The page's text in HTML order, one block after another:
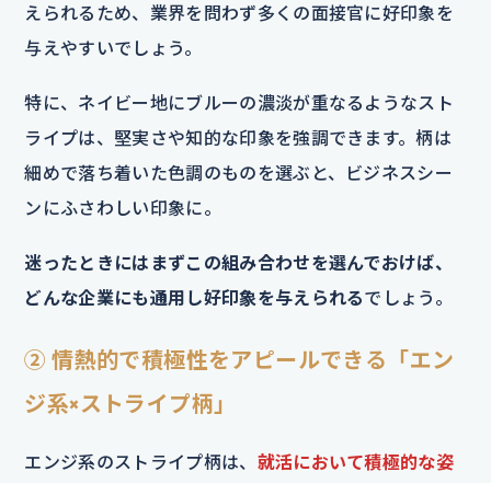
えられるため、業界を問わず多くの面接官に好印象を
与えやすいでしょう。
特に、ネイビー地にブルーの濃淡が重なるようなスト
ライプは、堅実さや知的な印象を強調できます。柄は
細めで落ち着いた色調のものを選ぶと、ビジネスシー
ンにふさわしい印象に。
迷ったときにはまずこの組み合わせを選んでおけば、
どんな企業にも通用し好印象を与えられるでしょう。
② 情熱的で積極性をアピールできる「エン
ジ系×ストライプ柄」
エンジ系のストライプ柄は、 就活において積極的な姿